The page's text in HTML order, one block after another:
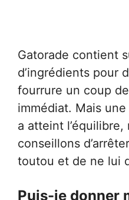
Gatorade contient
d’ingrédients pour
fourrure un coup
immédiat. Mais
a atteint l’équilibre,
conseillons
toutou et de ne lui
Puis-je donner